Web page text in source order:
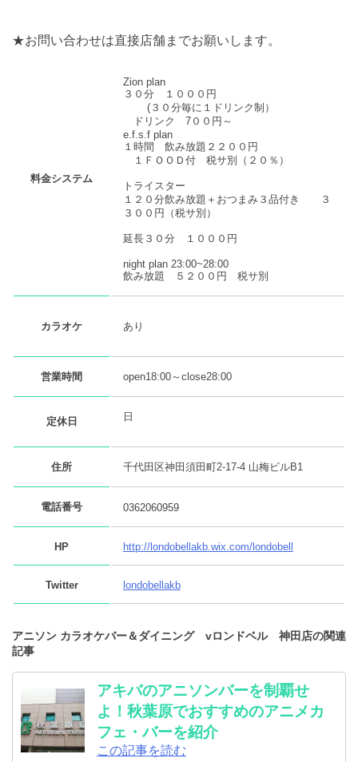
★お問い合わせは直接店舗までお願いします。
料金システム
Zion plan
​３０分 １０００円
(３０分毎に１ドリンク制）
​ ドリンク 7００円～
e.f.s.f plan
１時間 飲み放題２２００円
１ＦＯＯＤ付 税サ別（２０％）
トライスター
​１２０分飲み放題＋おつまみ３品付き​ ３
３００円（税サ別）
延長３０分 １０００円
night plan 23:00~28:00
飲み放題 ５２００円 税サ別
カラオケ あり
営業時間 open18:00～close28:00
定休日 日
住所 千代田区神田須田町2-17-4 山梅ビルB1
電話番号 0362060959
HP http://londobellakb.wix.com/londobell
Twitter londobellakb
アニソン カラオケバー＆ダイニング vロンドベル 神田店の関連
記事
アキバのアニソンバーを制覇せ
よ！秋葉原でおすすめのアニメカ
フェ・バーを紹介
この記事を読む